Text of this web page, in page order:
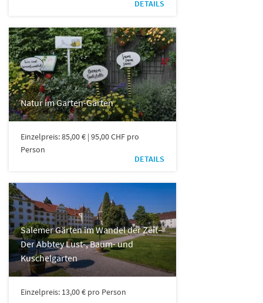
DETAILS
Natur im Garten-Gärten
Einzelpreis: 85,00 € | 95,00 CHF pro
Person
DETAILS
Salemer Gärten im Wandel der Zeit–
Der Abbtey Lust-, Baum- und
Kuschelgarten
Einzelpreis: 13,00 € pro Person